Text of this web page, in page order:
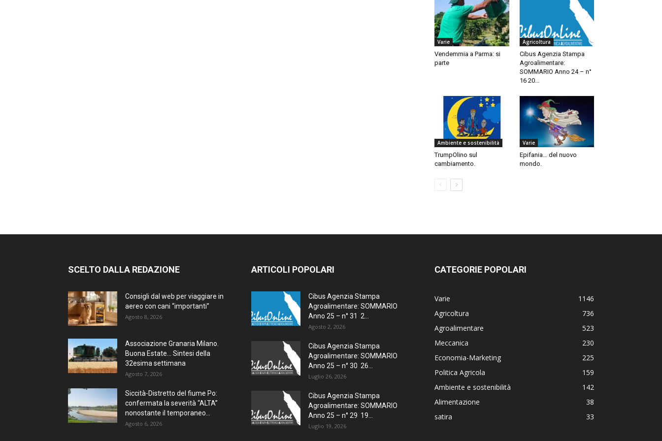
Varie
Vendemmia a Parma: si
parte
Agricoltura
Cibus Agenzia Stampa
Agroalimentare:
SOMMARIO Anno 24 – n°
16 20...
Ambiente e sostenibilità
TrumpOlino sul
cambiamento.
Varie
Epifania… del nuovo
mondo.
SCELTO DALLA REDAZIONE
Consigli dal web per viaggiare in
aereo con cani “importanti”
Agosto 8, 2026
Associazione Granaria Milano.
Buona Estate… Sintesi della
32esima settimana
Agosto 7, 2026
Siccità-Distretto del fiume Po:
confermata la severità “ALTA”
nonostante il temporaneo...
Agosto 6, 2026
ARTICOLI POPOLARI
Cibus Agenzia Stampa
Agroalimentare: SOMMARIO
Anno 25 – n° 31 2...
Agosto 2, 2026
Cibus Agenzia Stampa
Agroalimentare: SOMMARIO
Anno 25 – n° 30 26...
Luglio 26, 2026
Cibus Agenzia Stampa
Agroalimentare: SOMMARIO
Anno 25 – n° 29 19...
Luglio 19, 2026
CATEGORIE POPOLARI
Varie
1146
Agricoltura
736
Agroalimentare
523
Meccanica
230
Economia-Marketing
225
Politica Agricola
159
Ambiente e sostenibilità
142
Alimentazione
38
satira
33